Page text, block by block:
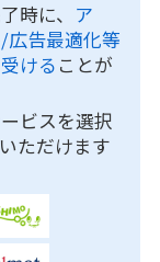
時に、 ア
広告最適化等
ける ことが
ビスを選択
ただけます